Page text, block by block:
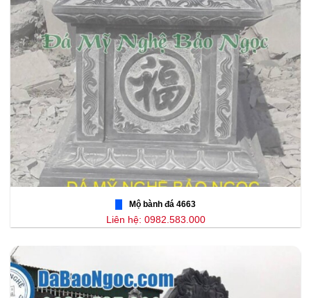
Mộ bành đá 4663
Liên hệ: 0982.583.000